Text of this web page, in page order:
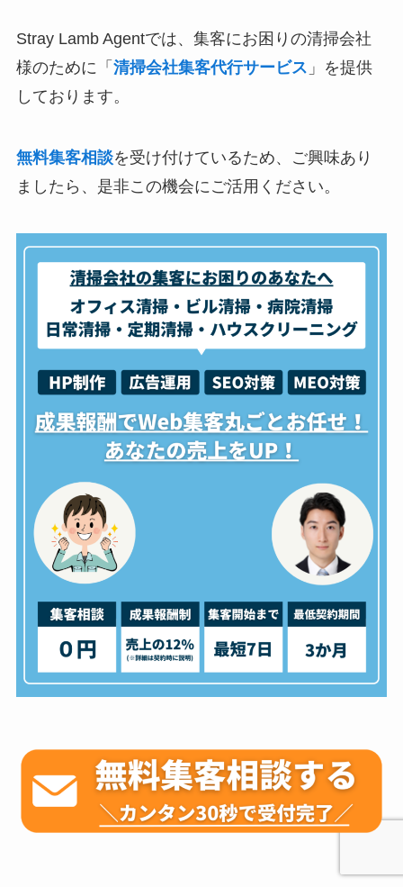
Stray Lamb Agentでは、集客にお困りの清掃会社
様のために「 清掃会社集客代行サービス 」を提供
しております。
無料集客相談を受け付けているため、ご興味あり
ましたら、是非この機会にご活用ください。